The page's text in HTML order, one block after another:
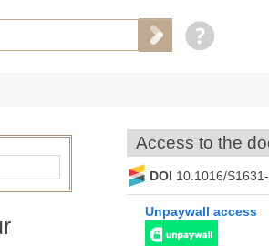
Access to the
DOI 10.1016/
Unpaywall access